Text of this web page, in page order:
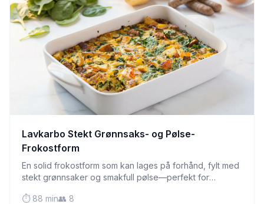
Lavkarbo Stekt Grønnsaks- og Pølse-
Frokostform
En solid frokostform som kan lages på forhånd, fylt med
stekt grønnsaker og smakfull pølse—perfekt for
⏱️ 88 min👥 8